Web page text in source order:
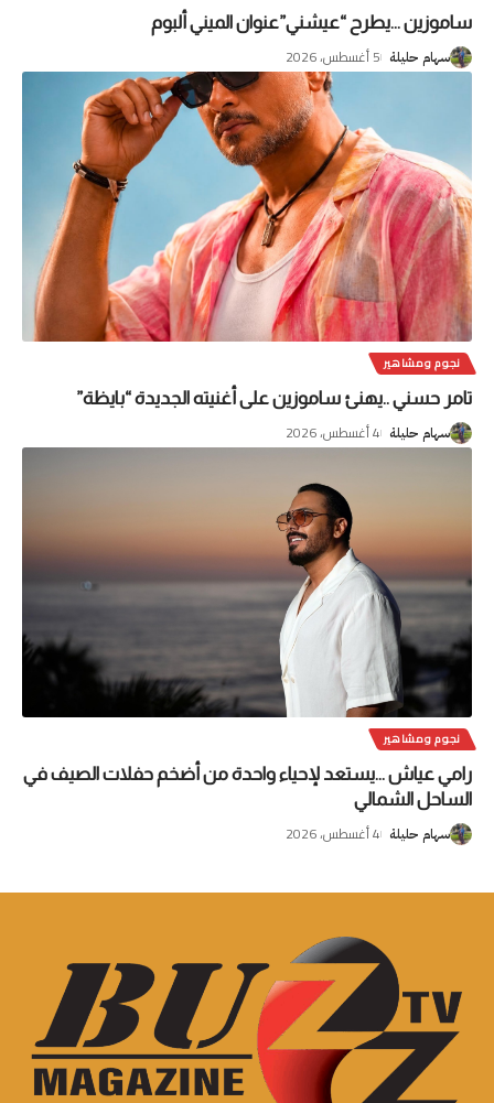
ساموزين …يطرح “عيشني”عنوان الميني ألبوم
سهام حليلة 5 أغسطس، 2026
نجوم ومشاهير
تامر حسني ..يهنئ ساموزين على أغنيته الجديدة “بايظة”
سهام حليلة 4 أغسطس، 2026
نجوم ومشاهير
رامي عياش …يستعد لإحياء واحدة من أضخم حفلات الصيف في
الساحل الشمالي
سهام حليلة 4 أغسطس، 2026